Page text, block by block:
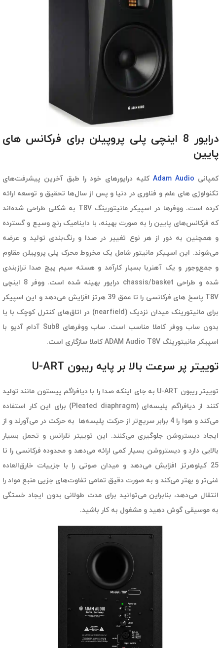
درایور 8 اینچی پلی پروپیلن برای فرکانس های
پایین
کمپانی Adam Audio کلیه درایورهای خود را طبق آخرین پیشرفت‌های
تکنولوژی های علم و فناوری در دنیا و پس از سال‌ها تحقیق و توسعه ارائه
کرده است. ووفرها در اسپیکر مانیتورینگ T8V به شکلی طراحی شده‌اند
که فرکانس‌های پایین را به صورت بهینه، با داینامیک رنج وسیع و گسترده
و همچنین به دور از هر نوع تغییر در صدا و رنگ‌بندی تولید و عرضه
می‌شوند. این اسپیکر مانیتور شامل یک مخروط محرک پلی پروپیلن مقاوم
و جمع‌وجور و یک آهنربا بسیار کارآمد و هسته سیم پیچ صدا ترازبندی
شده و طراحی chassis/basket درایور بهینه شده است. ووفر 8 اینچی
T8V پاسخ های فرکانسی را تا عمق 39 هرتز افزایش می‌دهد و این اسپیکر
برای مانیتورینک میدان نزدیک (nearfield) در اتاق‌های کنترل کوچک با یا
بدون ساب ووفر کاملا مناسب است. ساب ووفرهای Sub8 آدام آدیو با
اسپیکر مانیتورینگ ADAM Audio T8V کاملا سازگاری است.
توییتر پر سرعت بالا بر پایه ریبون U-ART
توییتر ریبون U-ART به جای اینکه صدا را با دیافراگم پیستون مانند تولید
کنند از دیافراگم پلیسه‌ای (Pleated diaphragm) برای این کار استفاده
می‌کند و هوا را 4 برابر سریع‌تر از حرکت پلیسه‌ها به حرکت در می‌آورند و از
ایجاد دیستروشن جلوگیری می‌کنند. این توییتر تلرانس و تحمل بسیار
بالایی دارد و دیستروشن بسیار کمی ارائه می‌دهد و محدوده فرکانسی را تا
25 کیلوهرتز افزایش می‌دهد و میدان صوتی را با جزییات خارق‌العاده
غنی‌تر و بهتر می‌کند و به صورت دقیق تمامی تفاوت‌های جزیی منبع مواد را
انتقال می‌دهد، بنابراین می‌توانید برای مدت طولانی بدون ایجاد خستگی
به موسیقی گوش دهید و مشغول به کار باشید.